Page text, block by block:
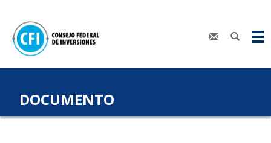
DOCUMENTO